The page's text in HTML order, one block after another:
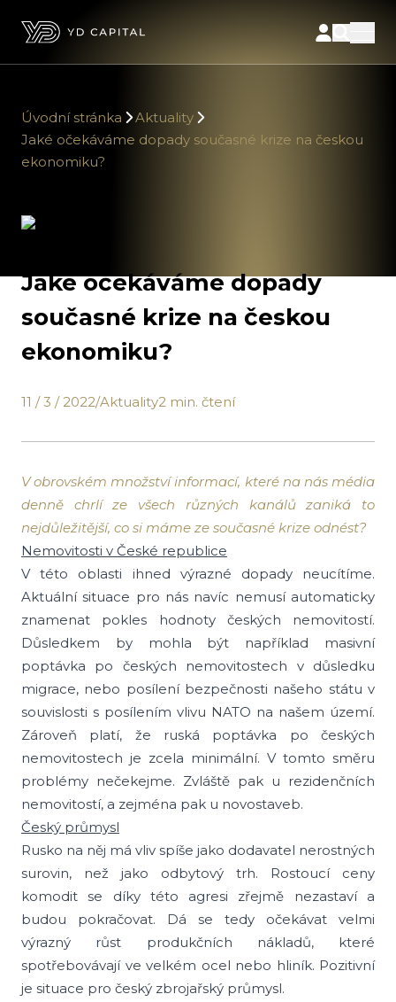
Úvodní stránka
Aktuality
Jaké očekáváme dopady současné krize na českou
ekonomiku?
Jaké očekáváme dopady
současné krize na českou
ekonomiku?
11 / 3 / 2022/Aktuality2 min. čtení
V obrovském množství informací, které na nás média
denně chrlí ze všech různých kanálů zaniká to
nejdůležitější, co si máme ze současné krize odnést?
Nemovitosti v České republice
V této oblasti ihned výrazné dopady neucítíme.
Aktuální situace pro nás navíc nemusí automaticky
znamenat pokles hodnoty českých nemovitostí.
Důsledkem by mohla být například masivní
poptávka po českých nemovitostech v důsledku
migrace, nebo posílení bezpečnosti našeho státu v
souvislosti s posílením vlivu NATO na našem území.
Zároveň platí, že ruská poptávka po českých
nemovitostech je zcela minimální. V tomto směru
problémy nečekejme. Zvláště pak u rezidenčních
nemovitostí, a zejména pak u novostaveb.
Český průmysl
Rusko na něj má vliv spíše jako dodavatel nerostných
surovin, než jako odbytový trh. Rostoucí ceny
komodit se díky této agresi zřejmě nezastaví a
budou pokračovat. Dá se tedy očekávat velmi
výrazný růst produkčních nákladů, které
spotřebovávají ve velkém ocel nebo hliník. Pozitivní
je situace pro český zbrojařský průmysl.